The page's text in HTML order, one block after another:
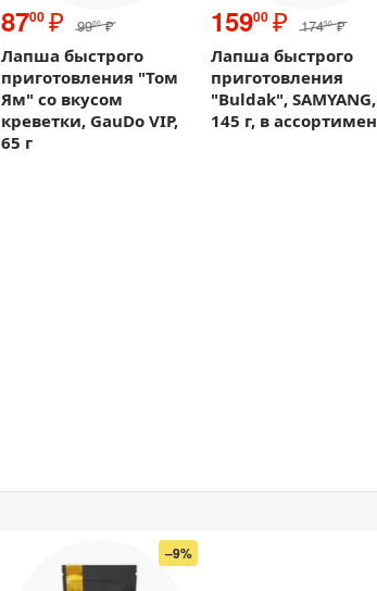
8700 ₽ 9900 ₽
Лапша быстрого
приготовления "Том
Ям" со вкусом
креветки, GauDo VIP,
65 г
15900 ₽ 17450 ₽
Лапша быстрого
приготовления
"Buldak", SAMYANG,
145 г, в
–9%